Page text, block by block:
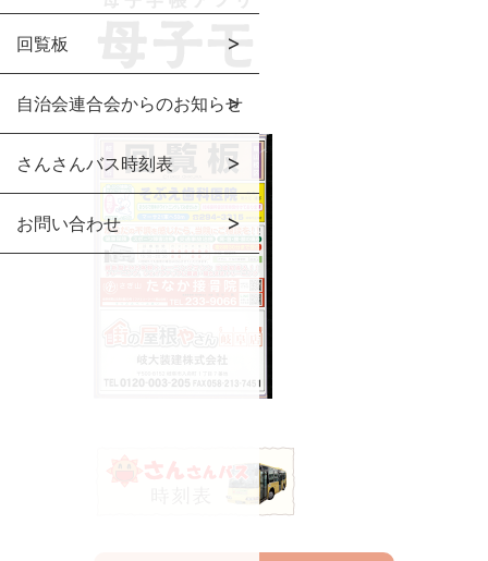
回覧板
自治会連合会からのお知らせ
さんさんバス時刻表
お問い合わせ